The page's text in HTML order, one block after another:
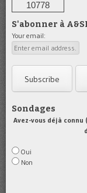
10778
S'abonner à A&SI
Your email:
Sondages
Avez-vous déjà
Oui
Non